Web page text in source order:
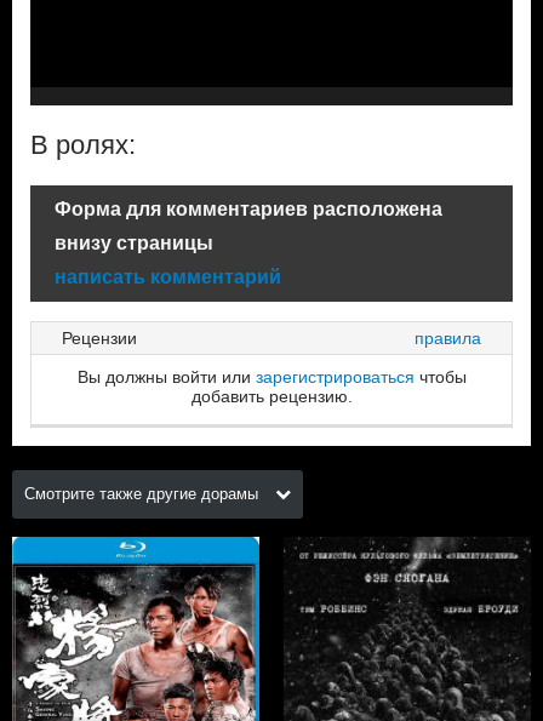
В ролях:
Форма для комментариев расположена
внизу страницы
написать комментарий
Рецензии
правила
Вы должны войти или зарегистрироваться чтобы
добавить рецензию.
Смотрите также другие дорамы